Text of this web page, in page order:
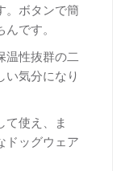
。ボタンで簡
です。
温性抜群の二
い気分になり
て使え、ま
ドッグウェア